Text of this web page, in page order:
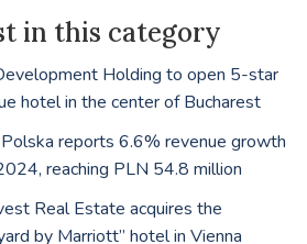
in this category
Holding to open 5-star
hotel in the center of Bucharest
reports 6.6% revenue growth
reaching PLN 54.8 million
Real Estate acquires the
by Marriott” hotel in Vienna